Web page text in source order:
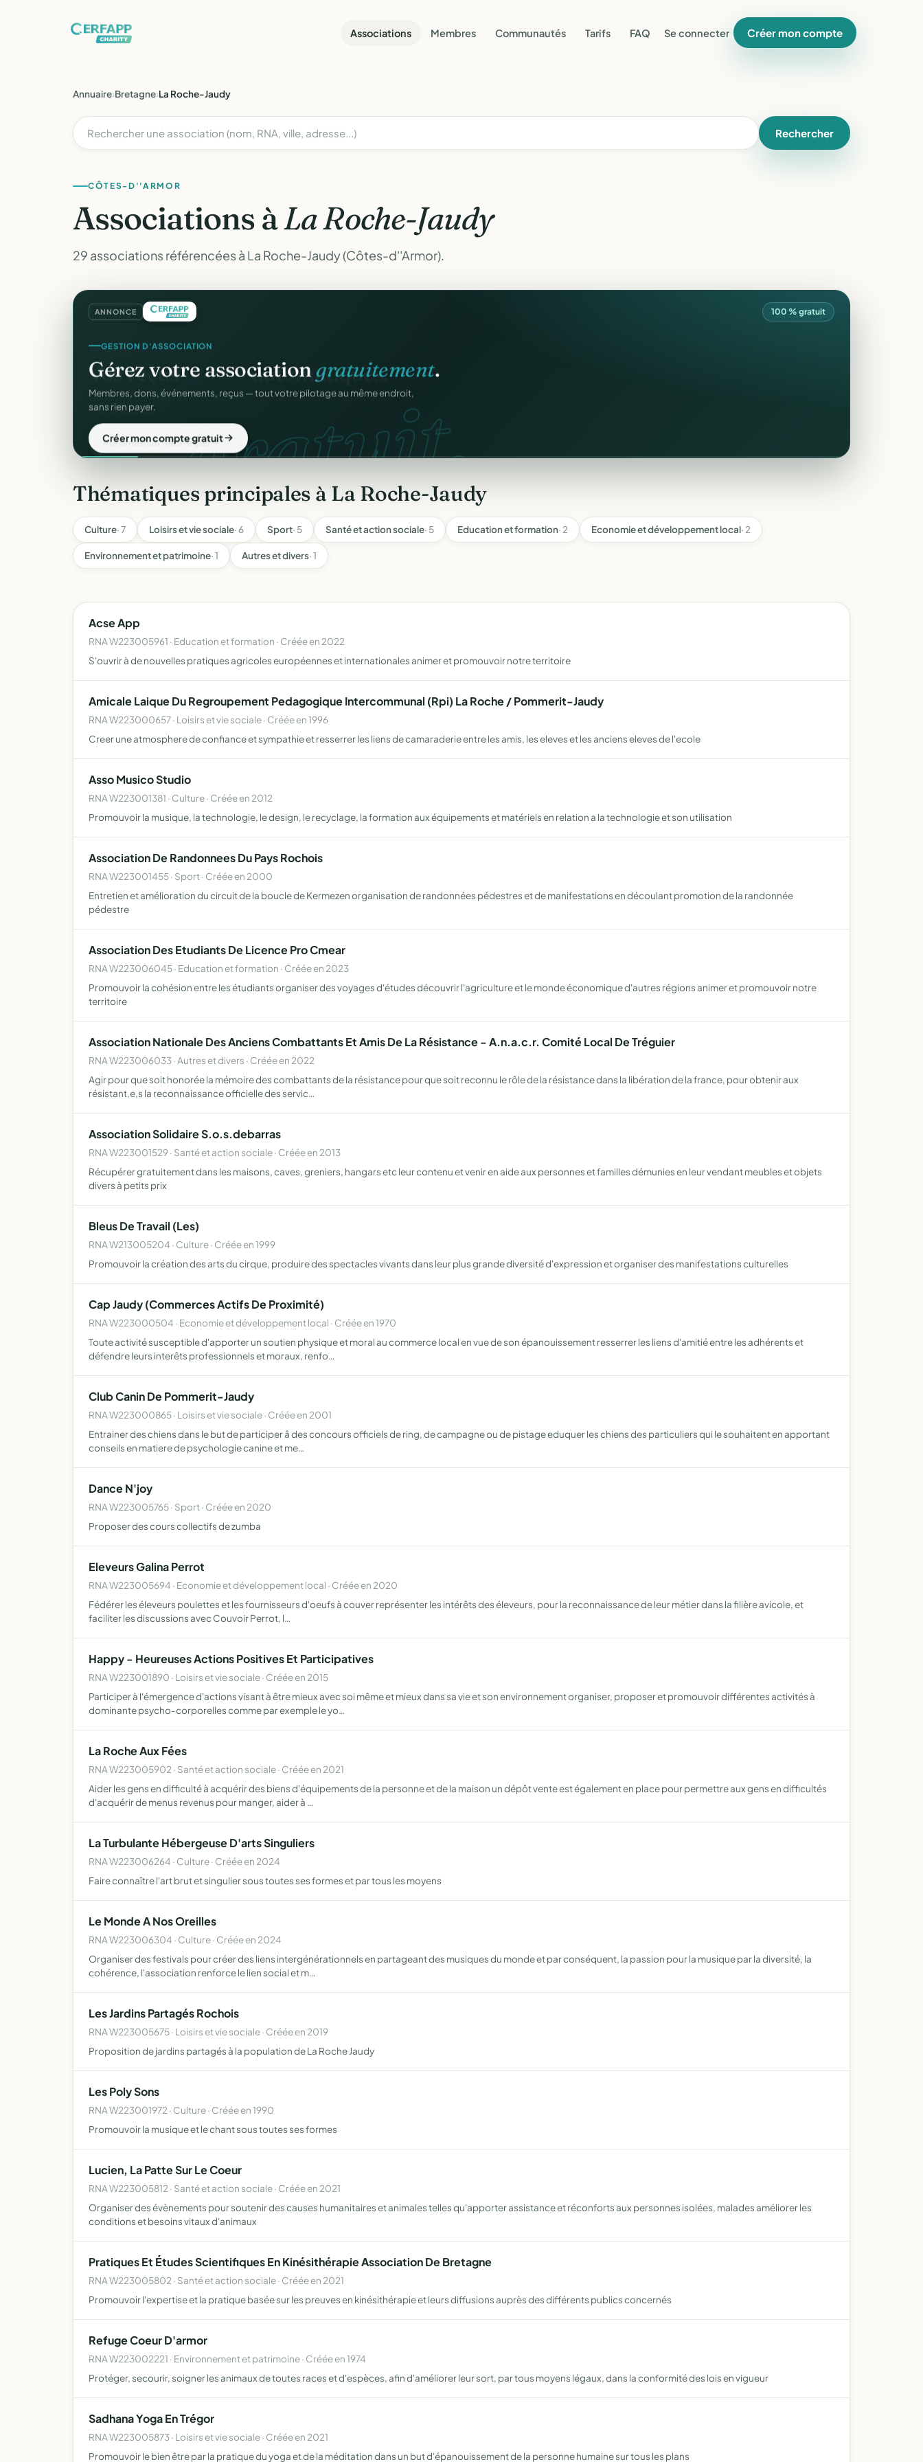
Associations Membres Communautés Tarifs FAQ Se connecter Créer mon compte
Annuaire›Bretagne›La Roche-Jaudy
Rechercher
CÔTES-D''ARMOR
Associations àLa Roche-Jaudy
29 associations référencées à La Roche-Jaudy (Côtes-d''Armor).
ANNONCE 100 % gratuit
gratuit.
GESTION D'ASSOCIATION
Gérez votre association gratuitement.
Membres, dons, événements, reçus — tout votre pilotage au même endroit,
sans rien payer.
Créer mon compte gratuit
Thématiques principales à La Roche-Jaudy
Culture· 7 Loisirs et vie sociale· 6 Sport· 5 Santé et action sociale· 5 Education et formation· 2 Economie et développement local· 2
Environnement et patrimoine· 1 Autres et divers· 1
Acse App
RNA W223005961 · Education et formation · Créée en 2022
S'ouvrir à de nouvelles pratiques agricoles européennes et internationales animer et promouvoir notre territoire
Amicale Laique Du Regroupement Pedagogique Intercommunal (Rpi) La Roche / Pommerit-Jaudy
RNA W223000657 · Loisirs et vie sociale · Créée en 1996
Creer une atmosphere de confiance et sympathie et resserrer les liens de camaraderie entre les amis, les eleves et les anciens eleves de l'ecole
Asso Musico Studio
RNA W223001381 · Culture · Créée en 2012
Promouvoir la musique, la technologie, le design, le recyclage, la formation aux équipements et matériels en relation a la technologie et son utilisation
Association De Randonnees Du Pays Rochois
RNA W223001455 · Sport · Créée en 2000
Entretien et amélioration du circuit de la boucle de Kermezen organisation de randonnées pédestres et de manifestations en découlant promotion de la randonnée
pédestre
Association Des Etudiants De Licence Pro Cmear
RNA W223006045 · Education et formation · Créée en 2023
Promouvoir la cohésion entre les étudiants organiser des voyages d'études découvrir l'agriculture et le monde économique d'autres régions animer et promouvoir notre
territoire
Association Nationale Des Anciens Combattants Et Amis De La Résistance - A.n.a.c.r. Comité Local De Tréguier
RNA W223006033 · Autres et divers · Créée en 2022
Agir pour que soit honorée la mémoire des combattants de la résistance pour que soit reconnu le rôle de la résistance dans la libération de la france, pour obtenir aux
résistant,e,s la reconnaissance officielle des servic…
Association Solidaire S.o.s.debarras
RNA W223001529 · Santé et action sociale · Créée en 2013
Récupérer gratuitement dans les maisons, caves, greniers, hangars etc leur contenu et venir en aide aux personnes et familles démunies en leur vendant meubles et objets
divers à petits prix
Bleus De Travail (Les)
RNA W213005204 · Culture · Créée en 1999
Promouvoir la création des arts du cirque, produire des spectacles vivants dans leur plus grande diversité d'expression et organiser des manifestations culturelles
Cap Jaudy (Commerces Actifs De Proximité)
RNA W223000504 · Economie et développement local · Créée en 1970
Toute activité susceptible d'apporter un soutien physique et moral au commerce local en vue de son épanouissement resserrer les liens d'amitié entre les adhérents et
défendre leurs interêts professionnels et moraux, renfo…
Club Canin De Pommerit-Jaudy
RNA W223000865 · Loisirs et vie sociale · Créée en 2001
Entrainer des chiens dans le but de participer â des concours officiels de ring, de campagne ou de pistage eduquer les chiens des particuliers qui le souhaitent en apportant
conseils en matiere de psychologie canine et me…
Dance N'joy
RNA W223005765 · Sport · Créée en 2020
Proposer des cours collectifs de zumba
Eleveurs Galina Perrot
RNA W223005694 · Economie et développement local · Créée en 2020
Fédérer les éleveurs poulettes et les fournisseurs d'oeufs à couver représenter les intérêts des éleveurs, pour la reconnaissance de leur métier dans la filière avicole, et
faciliter les discussions avec Couvoir Perrot, l…
Happy - Heureuses Actions Positives Et Participatives
RNA W223001890 · Loisirs et vie sociale · Créée en 2015
Participer à l'émergence d'actions visant à être mieux avec soi même et mieux dans sa vie et son environnement organiser, proposer et promouvoir différentes activités à
dominante psycho-corporelles comme par exemple le yo…
La Roche Aux Fées
RNA W223005902 · Santé et action sociale · Créée en 2021
Aider les gens en difficulté à acquérir des biens d'équipements de la personne et de la maison un dépôt vente est également en place pour permettre aux gens en difficultés
d'acquérir de menus revenus pour manger, aider à …
La Turbulante Hébergeuse D'arts Singuliers
RNA W223006264 · Culture · Créée en 2024
Faire connaître l'art brut et singulier sous toutes ses formes et par tous les moyens
Le Monde A Nos Oreilles
RNA W223006304 · Culture · Créée en 2024
Organiser des festivals pour créer des liens intergénérationnels en partageant des musiques du monde et par conséquent, la passion pour la musique par la diversité, la
cohérence, l'association renforce le lien social et m…
Les Jardins Partagés Rochois
RNA W223005675 · Loisirs et vie sociale · Créée en 2019
Proposition de jardins partagés à la population de La Roche Jaudy
Les Poly Sons
RNA W223001972 · Culture · Créée en 1990
Promouvoir la musique et le chant sous toutes ses formes
Lucien, La Patte Sur Le Coeur
RNA W223005812 · Santé et action sociale · Créée en 2021
Organiser des évènements pour soutenir des causes humanitaires et animales telles qu'apporter assistance et réconforts aux personnes isolées, malades améliorer les
conditions et besoins vitaux d'animaux
Pratiques Et Études Scientifiques En Kinésithérapie Association De Bretagne
RNA W223005802 · Santé et action sociale · Créée en 2021
Promouvoir l'expertise et la pratique basée sur les preuves en kinésithérapie et leurs diffusions auprès des différents publics concernés
Refuge Coeur D'armor
RNA W223002221 · Environnement et patrimoine · Créée en 1974
Protéger, secourir, soigner les animaux de toutes races et d'espèces, afin d'améliorer leur sort, par tous moyens légaux, dans la conformité des lois en vigueur
Sadhana Yoga En Trégor
RNA W223005873 · Loisirs et vie sociale · Créée en 2021
Promouvoir le bien être par la pratique du yoga et de la méditation dans un but d'épanouissement de la personne humaine sur tous les plans